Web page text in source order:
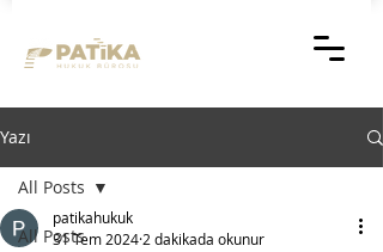
Yazı
All Posts
All Posts
patikahukuk
31 Tem 2024 2 dakikada okunur